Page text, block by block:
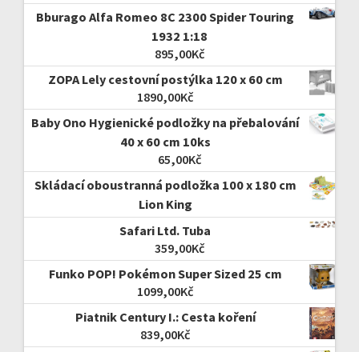
Bburago Alfa Romeo 8C 2300 Spider Touring
1932 1:18
895,00Kč
ZOPA Lely cestovní postýlka 120 x 60 cm
1890,00Kč
Baby Ono Hygienické podložky na přebalování
40 x 60 cm 10ks
65,00Kč
Skládací oboustranná podložka 100 x 180 cm
Lion King
Safari Ltd. Tuba
359,00Kč
Funko POP! Pokémon Super Sized 25 cm
1099,00Kč
Piatnik Century I.: Cesta koření
839,00Kč